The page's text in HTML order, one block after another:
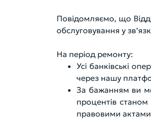
Повідомляємо, що
обслуговування у
На період ремонту:
Усі банківські
через нашу
За бажанням ви
процентів
правовими